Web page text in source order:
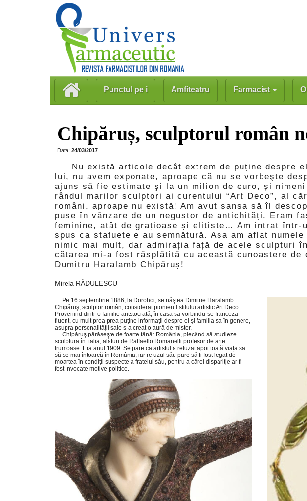
Punctul pe i Amfiteatru Farmacist
Chipăruș, sculptorul român
Data: 24/03/2017
Nu există articole decât extrem de puține despre
lui, nu avem exponate, aproape că nu se vorbeşte
ajuns să fie estimate şi la un milion de euro, și
rândul marilor sculptori ai curentului “Art Deco”, al
români, aproape nu există! Am avut șansa să îl
puse în vânzare de un negustor de antichități. Eram
feminine, atât de grațioase și elitiste… Am intrat într-
spus ca statuetele au semnătură. Așa am aflat
nimic mai mult, dar admirația față de acele sculpturi
cătarea mi-a fost răsplătită cu această cunoaștere de
Dumitru Haralamb Chipăruș!
Mirela RĂDULESCU
Pe 16 septembrie 1886, la Dorohoi, se năştea Dimitrie Haralamb
Chipăruş, sculptor român, considerat pionierul stilului artistic Art Deco.
Provenind dintr-o familie aritstocrată, în casa sa vorbindu-se franceza
fluent, cu mult prea prea puține informații despre el și familia sa în genere,
asupra personalității sale s-a creat o aură de mister.
Chipăruş părăseşte de foarte tânăr România, plecând să studieze
sculptura în Italia, alături de Raffaello Romanelli profesor de arte
frumoase. Era anul 1909. Se pare ca artistul a refuzat apoi toată viața sa
să se mai întoarcă în România, iar refuzul său pare să fi fost legat de
moartea în condiţii suspecte a fratelui său, pentru a cărei dispariţie ar fi
fost invocate motive politice.